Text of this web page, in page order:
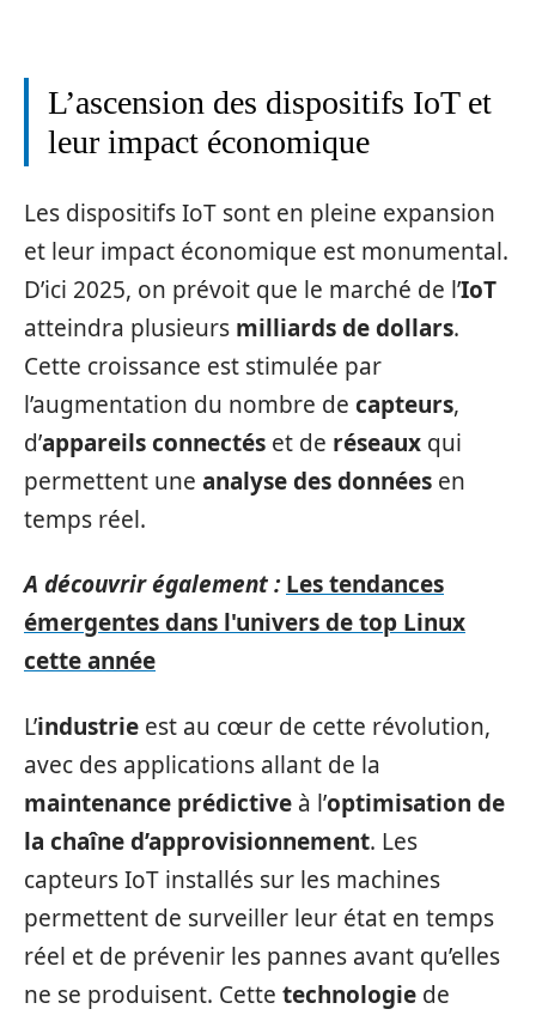
L’ascension des dispositifs IoT et
leur impact économique
Les dispositifs IoT sont en pleine expansion
et leur impact économique est monumental.
D’ici 2025, on prévoit que le marché de l’IoT
atteindra plusieurs milliards de dollars.
Cette croissance est stimulée par
l’augmentation du nombre de capteurs,
d’appareils connectés et de réseaux qui
permettent une analyse des données en
temps réel.
A découvrir également : Les tendances
émergentes dans l'univers de top Linux
cette année
L’industrie est au cœur de cette révolution,
avec des applications allant de la
maintenance prédictive à l’optimisation de
la chaîne d’approvisionnement. Les
capteurs IoT installés sur les machines
permettent de surveiller leur état en temps
réel et de prévenir les pannes avant qu’elles
ne se produisent. Cette technologie de